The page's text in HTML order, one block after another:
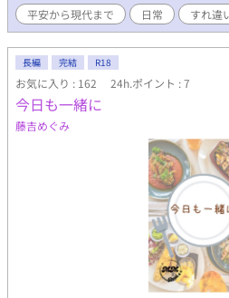
戸惑うおっさん。 昔はギスギス、今
とはやってる二人が、もだもだじれ
話。 ■受け：仁円（じんえん） 外見
安時代の陰陽師で、神様からは憎ま
からは神様の嫁だと認識されている
格。趣味は現世を覗き、時代の移り
べ物はおにぎりと味噌汁。 ■攻め：
平安時代の祟り神で、仁円に名を奪
取り戻すため仁円を神域に閉じ込め
ぜか突然、神頼みを強要するように
りと味噌汁。 ■タグは結構ネタバレ
平安から現代まで
日常 すれ違
長編 完結 R18
お気に入り : 162 24h.ポイント : 7
今日も一緒に
藤吉めぐみ